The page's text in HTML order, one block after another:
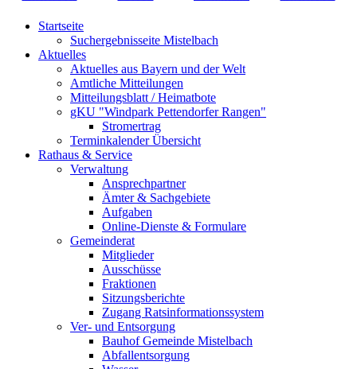
Startseite
Suchergebnisseite Mistelbach
Aktuelles
Aktuelles aus Bayern und der Welt
Amtliche Mitteilungen
Mitteilungsblatt / Heimatbote
gKU "Windpark Pettendorfer Rangen"
Stromertrag
Terminkalender Übersicht
Rathaus & Service
Verwaltung
Ansprechpartner
Ämter & Sachgebiete
Aufgaben
Online-Dienste & Formulare
Gemeinderat
Mitglieder
Ausschüsse
Fraktionen
Sitzungsberichte
Zugang Ratsinformationssystem
Ver- und Entsorgung
Bauhof Gemeinde Mistelbach
Abfallentsorgung